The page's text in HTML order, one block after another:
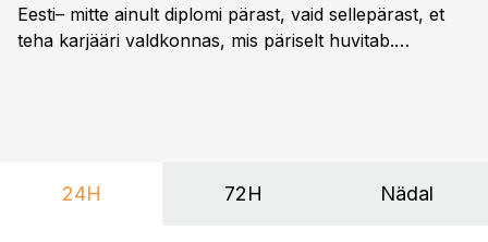
Eesti– mitte ainult diplomi pärast, vaid sellepärast, et
teha karjääri valdkonnas, mis päriselt huvitab.
24H 72H Nädal